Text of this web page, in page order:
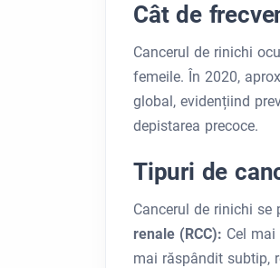
Cât de
Cancerul de rinichi
femeile. În 2020,
global, evidențiind
depistarea precoce.
Tipuri de
Cancerul de rinichi
renale (RCC): Cel
mai răspândit subtip,